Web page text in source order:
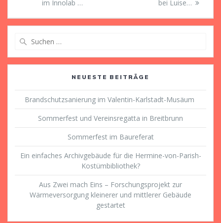
Beitrag:
im Innolab …
Beitrag:bei Luise…
NEUESTE BEITRÄGE
Brandschutzsanierung im Valentin-Karlstadt-Musäum
Sommerfest und Vereinsregatta in Breitbrunn
Sommerfest im Baureferat
Ein einfaches Archivgebäude für die Hermine-von-Parish-
Kostümbibliothek?
Aus Zwei mach Eins – Forschungsprojekt zur
Wärmeversorgung kleinerer und mittlerer Gebäude
gestartet